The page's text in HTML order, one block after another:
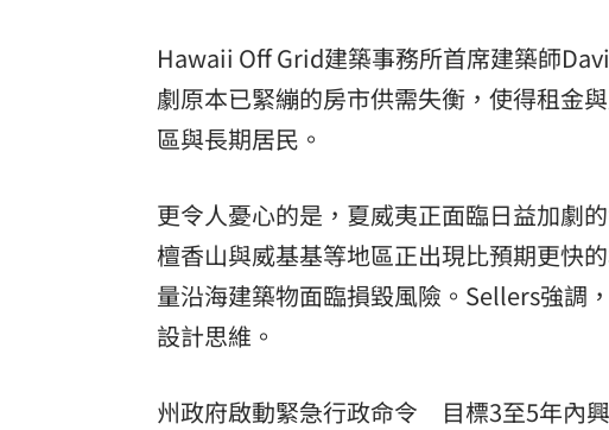
Hawaii Off Grid建築事務所首席建築師
劇原本已緊繃的房市供需失衡，使得租金
區與長期居民。
更令人憂心的是，夏威夷正面臨日益加劇
檀香山與威基基等地區正出現比預期更快
量沿海建築物面臨損毀風險。Sellers強調
設計思維。
州政府啟動緊急行政命令 目標3至5年內